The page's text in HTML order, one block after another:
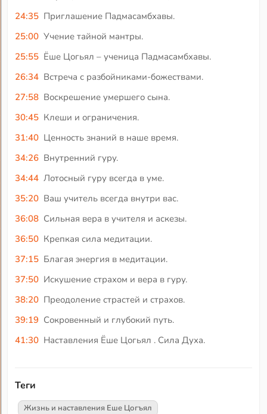
24:35 Приглашение Падмасамбхавы.
25:00 Учение тайной мантры.
25:55 Ёше Цогьял – ученица Падмасамбхавы.
26:34 Встреча с разбойниками-божествами.
27:58 Воскрешение умершего сына.
30:45 Клеши и ограничения.
31:40 Ценность знаний в наше время.
34:26 Внутренний гуру.
34:44 Лотосный гуру всегда в уме.
35:20 Ваш учитель всегда внутри вас.
36:08 Сильная вера в учителя и аскезы.
36:50 Крепкая сила медитации.
37:15 Благая энергия в медитации.
37:50 Искушение страхом и вера в гуру.
38:20 Преодоление страстей и страхов.
39:19 Сокровенный и глубокий путь.
41:30 Наставления Ёше Цогьял . Сила Духа.
Теги
Жизнь и наставления Еше Цогъял